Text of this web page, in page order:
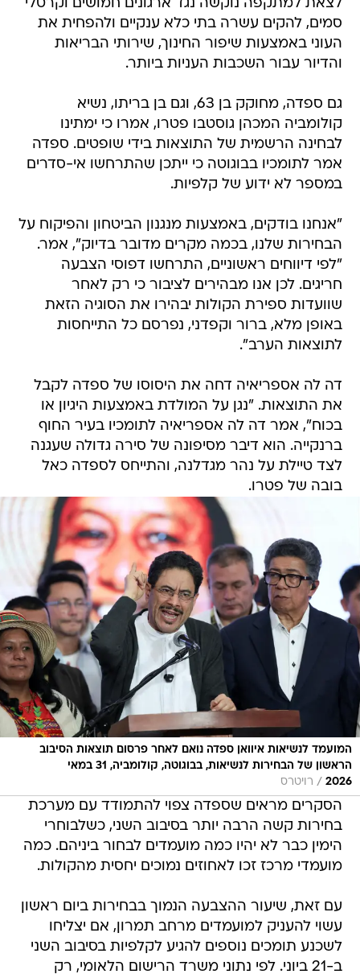
לצאת למתקפה נוקשה נגד ארגונים חמושים וקרטלי
סמים, להקים עשרה בתי כלא ענקיים ולהפחית את
העוני באמצעות שיפור החינוך, שירותי הבריאות
והדיור עבור השכבות העניות ביותר.
גם ספדה, מחוקק בן 63, וגם בן בריתו, נשיא
קולומביה המכהן גוסטבו פטרו, אמרו כי ימתינו
לבחינה הרשמית של התוצאות בידי שופטים. ספדה
אמר לתומכיו בבוגוטה כי ייתכן שהתרחשו אי-סדרים
במספר לא ידוע של קלפיות.
"אנחנו בודקים, באמצעות מנגנון הביטחון והפיקוח על
הבחירות שלנו, בכמה מקרים מדובר בדיוק", אמר.
"לפי דיווחים ראשוניים, התרחשו דפוסי הצבעה
חריגים. לכן אנו מבהירים לציבור כי רק לאחר
שוועדות ספירת הקולות יבהירו את הסוגיה הזאת
באופן מלא, ברור וקפדני, נפרסם כל התייחסות
לתוצאות הערב".
דה לה אספריאיה דחה את היסוסו של ספדה לקבל
את התוצאות. "נגן על המולדת באמצעות היגיון או
בכוח", אמר דה לה אספריאיה לתומכיו בעיר החוף
ברנקייה. הוא דיבר מסיפונה של סירה גדולה שעגנה
לצד טיילת על נהר מגדלנה, והתייחס לספדה כאל
בובה של פטרו.
המועמד לנשיאות איוואן ספדה נואם לאחר פרסום תוצאות הסיבוב
הראשון של הבחירות לנשיאות, בבוגוטה, קולומביה, 31 במאי
2026
/ רויטרס
הסקרים מראים שספדה צפוי להתמודד עם מערכת
בחירות קשה הרבה יותר בסיבוב השני, כשלבוחרי
הימין כבר לא יהיו כמה מועמדים לבחור ביניהם. כמה
מועמדי מרכז זכו לאחוזים נמוכים יחסית מהקולות.
עם זאת, שיעור ההצבעה הנמוך בבחירות ביום ראשון
עשוי להעניק למועמדים מרחב תמרון, אם יצליחו
לשכנע תומכים נוספים להגיע לקלפיות בסיבוב השני
ב-21 ביוני. לפי נתוני משרד הרישום הלאומי, רק